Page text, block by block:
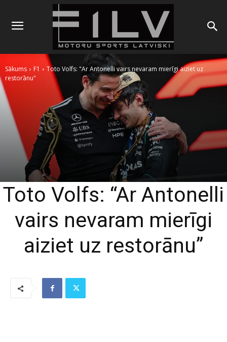
Sākums F1
Toto Volfs: "Ar Antonelli vairs nevaram mierīgi aiziet uz
restorānu"
Toto Volfs: “Ar Antonelli
vairs nevaram mierīgi
aiziet uz restorānu”